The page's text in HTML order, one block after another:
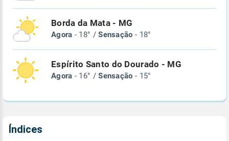
Borda da Mata - MG
Agora - 18° /Sensação - 18°
Espírito Santo do Dourado - MG
Agora - 16° /Sensação - 15°
Índices